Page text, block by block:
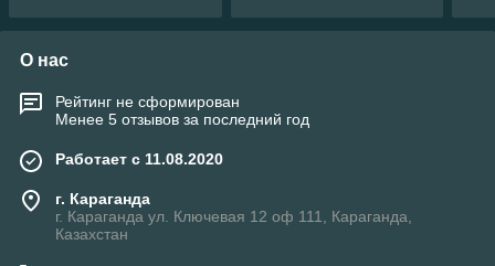
О нас
Рейтинг не сформирован
Менее 5 отзывов за последний год
Работает с 11.08.2020
г. Караганда
г. Караганда ул. Ключевая 12 оф 111, Караганда,
Казахстан